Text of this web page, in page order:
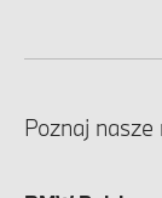
Poznaj nasze